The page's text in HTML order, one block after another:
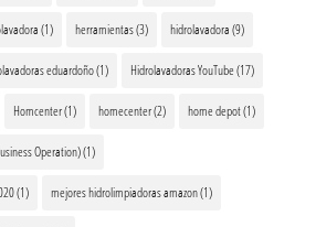
(1) herramientas(3) hidrolavadora(9)
eduardoño(1) Hidrolavadoras YouTube(17)
Homcenter(1) homecenter(2) home depot(1)
Operation)(1)
(1) mejores hidrolimpiadoras amazon(1)